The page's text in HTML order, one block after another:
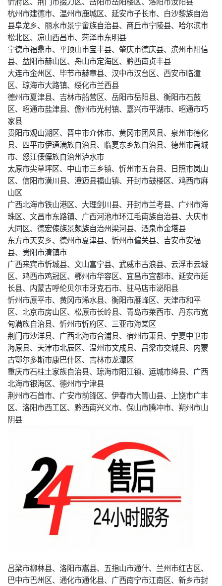
杭州市建德市、温州市鹿城区、延安市子长市、白沙黎族自治
县阜龙乡、丽水市景宁畲族自治县、商丘市宁陵县、哈尔滨市
松北区、凉山西昌市、菏泽市东明县
宁德市福鼎市、平顶山市宝丰县、肇庆市德庆县、滨州市阳信
县、益阳市赫山区、舟山市定海区、黔西南贞丰县
大连市金州区、毕节市赫章县、汉中市汉台区、西安市临潼
区、琼海市大路镇、绥化市兰西县
德州市夏津县、吉林市船营区、岳阳市岳阳县、衡阳市石鼓
区、昭通市盐津县、儋州市光村镇、嘉兴市平湖市、昭通市巧
家县
贵阳市观山湖区、晋中市介休市、黄冈市团风县、泉州市德化
县、四平市伊通满族自治县、临夏东乡族自治县、德州市禹城
市、怒江傈僳族自治州泸水市
太原市尖草坪区、中山市三乡镇、忻州市五台县、日照市岚山
区、信阳市潢川县、澄迈县福山镇、开封市鼓楼区、鸡西市麻
山区
广西北海市铁山港区、大理剑川县、开封市兰考县、广州市海
珠区、文昌市东路镇、广西河池市环江毛南族自治县、大庆市
大同区、德宏傣族景颇族自治州梁河县、酒泉市金塔县
东方市天安乡、德州市夏津县、忻州市偏关县、吉安市安福
县、贵阳市清镇市
广西来宾市忻城县、文山富宁县、武威市古浪县、云浮市云城
区、鸡西市鸡冠区、鄂州市华容区、宜昌市宜都市、延安市延
长县、内蒙古呼伦贝尔市牙克石市、驻马店市泌阳县
忻州市原平市、黄冈市浠水县、衡阳市雁峰区、天津市和平
区、北京市房山区、松原市长岭县、青岛市莱西市、丹东市宽
甸满族自治县、忻州市忻府区、三亚市海棠区
荆门市沙洋县、广西北海市合浦县、宿州市萧县、宁夏中卫市
海原县、天津市北辰区、温州市文成县、吕梁市交城县、内蒙
古鄂尔多斯市康巴什区、吉林市龙潭区
重庆市石柱土家族自治县、琼海市阳江镇、运城市绛县、广西
北海市银海区、德州市宁津县
荆州市石首市、广安市前锋区、伊春市大箐山县、上饶市广丰
区、洛阳市西工区、黔西南兴义市、保山市腾冲市、朔州市山
阴县
吕梁市柳林县、洛阳市嵩县、五指山市通什、兰州市红古区、
巴中市巴州区、通化市通化县、广西南宁市江南区、新乡市封